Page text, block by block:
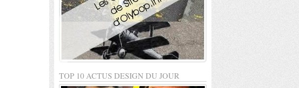
TOP 10 ACTUS DESIGN DU JOUR